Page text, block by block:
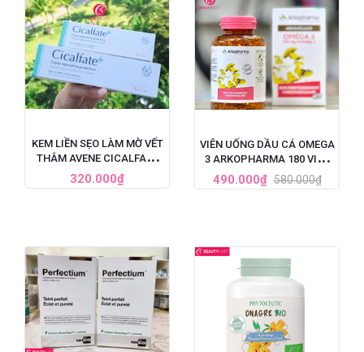
KEM LIỀN SẸO LÀM MỜ VẾT
THÂM AVENE CICALFATE
CỦA PHÁP
320.000₫
VIÊN UỐNG DẦU CÁ OMEGA
3 ARKOPHARMA 180 VIÊN
PHÁP
490.000₫ 580.000₫